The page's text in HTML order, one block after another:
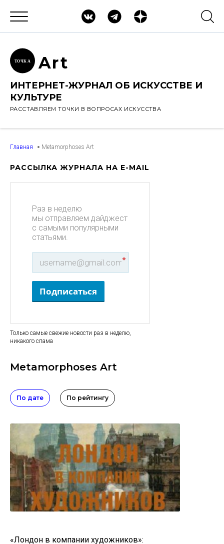
ТОЧК А Art
ИНТЕРНЕТ-ЖУРНАЛ ОБ ИСКУССТВЕ И
КУЛЬТУРЕ
РАССТАВЛЯЕМ ТОЧКИ В ВОПРОСАХ ИСКУССТВА
Главная Metamorphoses Art
РАССЫЛКА ЖУРНАЛА НА E-MAIL
Раз в неделю
мы отправляем дайджест
с самыми популярными
статьями.
*
Подписаться
Только самые свежие новости раз в неделю,
никакого спама
Metamorphoses Art
По дате По рейтингу
«Лондон в компании художников»: